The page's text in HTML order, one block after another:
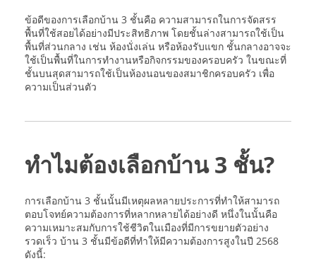
ข้อดีของการเลือกบ้าน 3 ชั้นคือ ความสามารถในการจัดสรร
พื้นที่ใช้สอยได้อย่างมีประสิทธิภาพ โดยชั้นล่างสามารถใช้เป็น
พื้นที่ส่วนกลาง เช่น ห้องนั่งเล่น หรือห้องรับแขก ชั้นกลางอาจจะ
ใช้เป็นพื้นที่ในการทำงานหรือกิจกรรมของครอบครัว ในขณะที่
ชั้นบนสุดสามารถใช้เป็นห้องนอนของสมาชิกครอบครัว เพื่อ
ความเป็นส่วนตัว
ทำไมต้องเลือกบ้าน 3 ชั้น?
การเลือกบ้าน 3 ชั้นนั้นมีเหตุผลหลายประการที่ทำให้สามารถ
ตอบโจทย์ความต้องการที่หลากหลายได้อย่างดี หนึ่งในนั้นคือ
ความเหมาะสมกับการใช้ชีวิตในเมืองที่มีการขยายตัวอย่าง
รวดเร็ว บ้าน 3 ชั้นมีข้อดีที่ทำให้มีความต้องการสูงในปี 2568
ดังนี้: